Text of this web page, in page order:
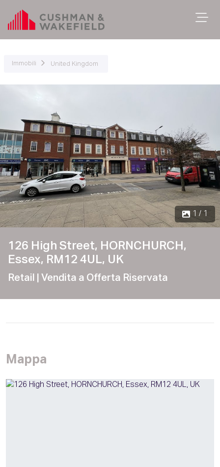
Immobili United Kingdom
1 / 1
126 High Street, HORNCHURCH,
Essex, RM12 4UL, UK
Retail | Vendita a Offerta Riservata
Mappa